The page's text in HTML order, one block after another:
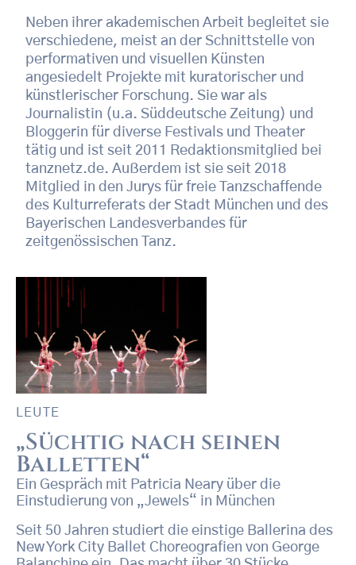
Neben ihrer akademischen Arbeit begleitet sie
verschiedene, meist an der Schnittstelle von
performativen und visuellen Künsten
angesiedelt Projekte mit kuratorischer und
künstlerischer Forschung. Sie war als
Journalistin (u.a. Süddeutsche Zeitung) und
Bloggerin für diverse Festivals und Theater
tätig und ist seit 2011 Redaktionsmitglied bei
tanznetz.de. Außerdem ist sie seit 2018
Mitglied in den Jurys für freie Tanzschaffende
des Kulturreferats der Stadt München und des
Bayerischen Landesverbandes für
zeitgenössischen Tanz.
LEUTE
„Süchtig nach seinen
Balletten“
Ein Gespräch mit Patricia Neary über die
Einstudierung von „Jewels“ in München
Seit 50 Jahren studiert die einstige Ballerina des
New York City Ballet Choreografien von George